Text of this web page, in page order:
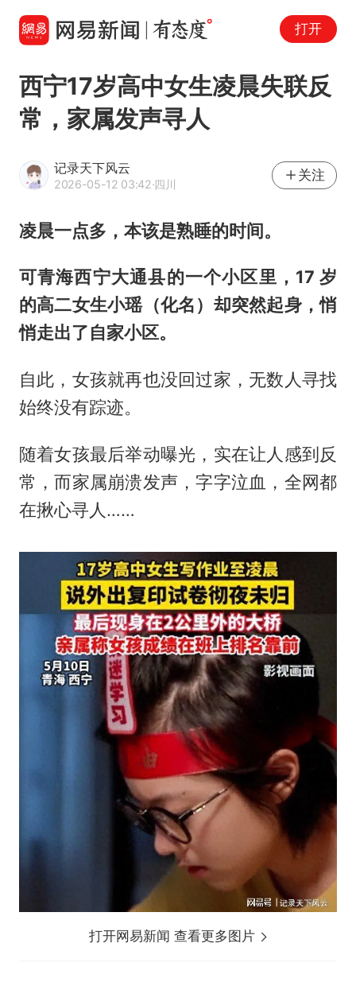
打开
西宁17岁高中女生凌晨失联反
常，家属发声寻人
记录天下风云
2026-05-12 03:42·四川
关注
凌晨一点多，本该是熟睡的时间。
可青海西宁大通县的一个小区里，17 岁
的高二女生小瑶（化名）却突然起身，悄
悄走出了自家小区。
自此，女孩就再也没回过家，无数人寻找
始终没有踪迹。
随着女孩最后举动曝光，实在让人感到反
常，而家属崩溃发声，字字泣血，全网都
在揪心寻人……
打开网易新闻 查看更多图片